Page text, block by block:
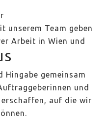
Team geben
Arbeit in Wien und
Hingabe gemeinsam
und
auf die wir